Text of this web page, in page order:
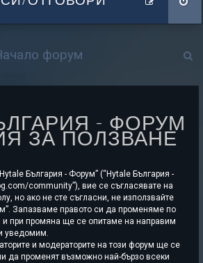
форум
- ФОРУМ
ЗА ПОЛЗВАНЕ
България - Форум” (“Hytale България -
community”), вие се съгласявате на
но ако не сте съгласни, не използвайте
Запазваме правото си да променяме по
и при промяна ще се опитаме на направим
уведомим.
и модераторите на този форум ще се
да променят възможно най-бързо всеки